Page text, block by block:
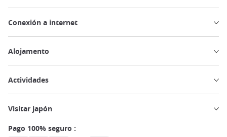
Conexión a internet
Alojamento
Actividades
Visitar japón
Pago 100% seguro :